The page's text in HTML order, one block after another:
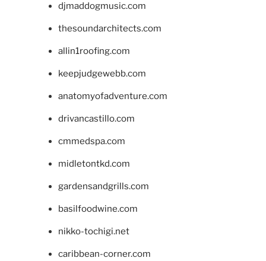
djmaddogmusic.com
thesoundarchitects.com
allin1roofing.com
keepjudgewebb.com
anatomyofadventure.com
drivancastillo.com
cmmedspa.com
midletontkd.com
gardensandgrills.com
basilfoodwine.com
nikko-tochigi.net
caribbean-corner.com